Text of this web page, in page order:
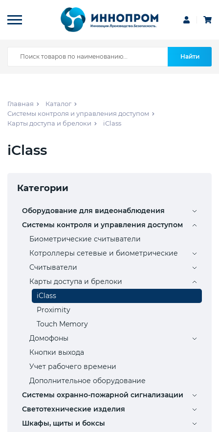
Найти
Главная
Каталог
Системы контроля и управления доступом
Карты доступа и брелоки
iClass
iClass
Категории
Оборудование для видеонаблюдения
Системы контроля и управления доступом
Биометрические считыватели
Котроллеры сетевые и биометрические
Считыватели
Карты доступа и брелоки
iClass
Proximity
Touch Memory
Домофоны
Кнопки выхода
Учет рабочего времени
Дополнительное оборудование
Системы охранно-пожарной сигнализации
Светотехнические изделия
Шкафы, щиты и боксы